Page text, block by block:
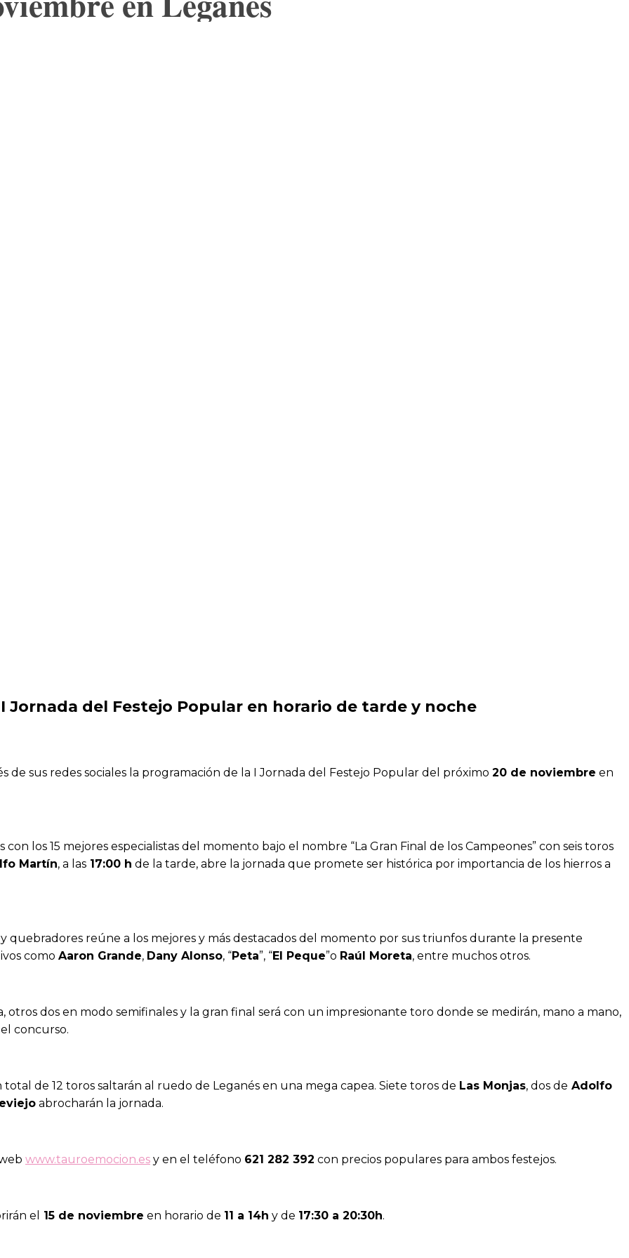
Jornada del Festejo Popular en horario de tarde y noche
de sus redes sociales la programación de la I Jornada del Festejo Popular del próximo 20 de noviembre en
los 15 mejores especialistas del momento bajo el nombre “La Gran Final de los Campeones” con seis toros
Martín, a las 17:00 h de la tarde, abre la jornada que promete ser histórica por importancia de los hierros a
quebradores reúne a los mejores y más destacados del momento por sus triunfos durante la presente
como Aaron Grande, Dany Alonso, “Peta”, “El Peque”o Raúl Moreta, entre muchos otros.
otros dos en modo semifinales y la gran final será con un impresionante toro donde se medirán, mano a mano,
concurso.
total de 12 toros saltarán al ruedo de Leganés en una mega capea. Siete toros de Las Monjas, dos de Adolfo
abrocharán la jornada.
www.tauroemocion.es y en el teléfono 621 282 392 con precios populares para ambos festejos.
el 15 de noviembre en horario de 11 a 14h y de 17:30 a 20:30h.